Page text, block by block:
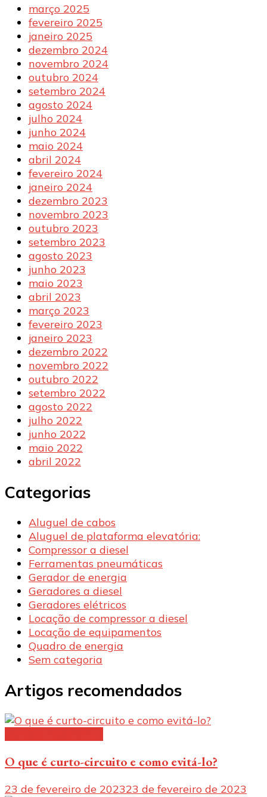
março 2025
fevereiro 2025
janeiro 2025
dezembro 2024
novembro 2024
outubro 2024
setembro 2024
agosto 2024
julho 2024
junho 2024
maio 2024
abril 2024
fevereiro 2024
janeiro 2024
dezembro 2023
novembro 2023
outubro 2023
setembro 2023
agosto 2023
junho 2023
maio 2023
abril 2023
março 2023
fevereiro 2023
janeiro 2023
dezembro 2022
novembro 2022
outubro 2022
setembro 2022
agosto 2022
julho 2022
junho 2022
maio 2022
abril 2022
Categorias
Aluguel de cabos
Aluguel de plataforma elevatória:
Compressor a diesel
Ferramentas pneumáticas
Gerador de energia
Geradores a diesel
Geradores elétricos
Locação de compressor a diesel
Locação de equipamentos
Quadro de energia
Sem categoria
Artigos recomendados
O que é curto-circuito e como evitá-lo?
23 de fevereiro de 202323 de fevereiro de 2023